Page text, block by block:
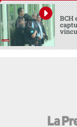
BCH